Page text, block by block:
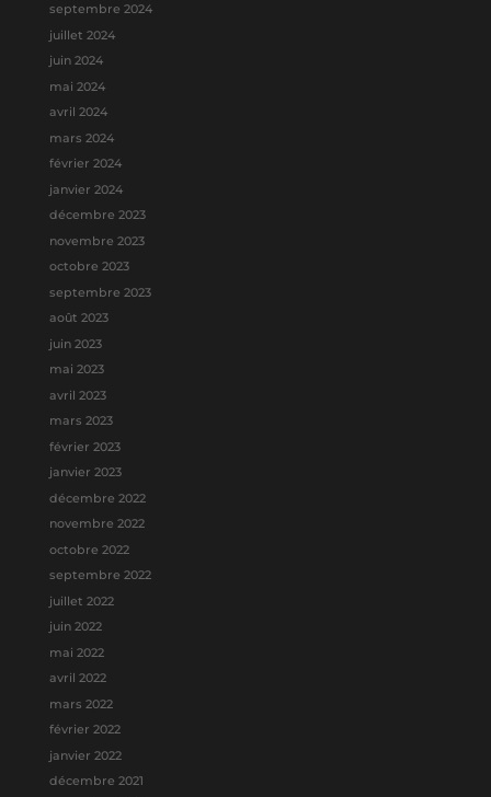
septembre 2024
juillet 2024
juin 2024
mai 2024
avril 2024
mars 2024
février 2024
janvier 2024
décembre 2023
novembre 2023
octobre 2023
septembre 2023
août 2023
juin 2023
mai 2023
avril 2023
mars 2023
février 2023
janvier 2023
décembre 2022
novembre 2022
octobre 2022
septembre 2022
juillet 2022
juin 2022
mai 2022
avril 2022
mars 2022
février 2022
janvier 2022
décembre 2021